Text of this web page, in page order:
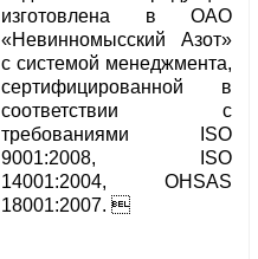
изготовлена в ОАО
«Невинномысский Азот»
с системой менеджмента,
сертифицированной в
соответствии с
требованиями ISO
9001:2008, ISO
14001:2004, OHSAS
18001:2007. 